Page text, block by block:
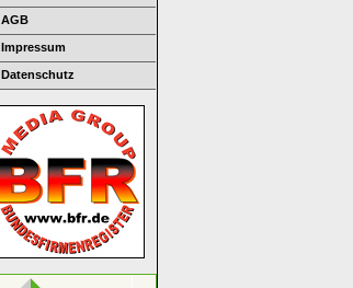
AGB
Impressum
Datenschutz